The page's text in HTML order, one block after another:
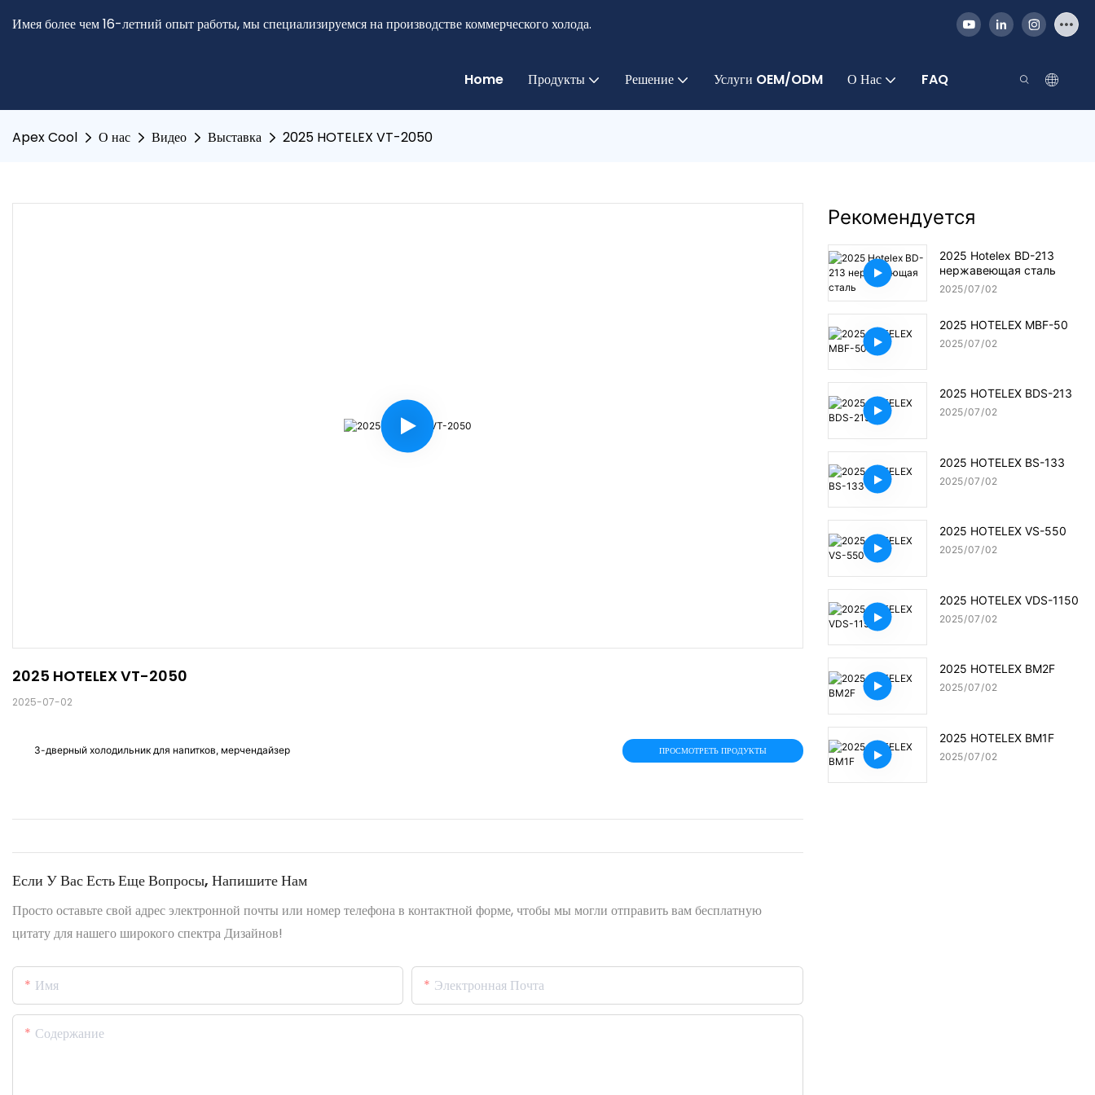
Имея более чем 16-летний опыт работы, мы специализируемся на производстве коммерческого холода.
Home Продукты Решение Услуги OEM/ODM О Нас FAQ
Apex Cool О нас Видео Выставка 2025 HOTELEX VT-2050
2025 HOTELEX VT-2050
2025-07-02
3-дверный холодильник для напитков, мерчендайзер ПРОСМОТРЕТЬ ПРОДУКТЫ
Если У Вас Есть Еще Вопросы, Напишите Нам
Просто оставьте свой адрес электронной почты или номер телефона в контактной форме, чтобы мы могли отправить вам бесплатную
цитату для нашего широкого спектра Дизайнов!
Имя Электронная Почта
Содержание
Рекомендуется
2025 Hotelex BD-213
нержавеющая сталь
2025 07 02
2025 HOTELEX MBF-50
2025 07 02
2025 HOTELEX BDS-213
2025 07 02
2025 HOTELEX BS-133
2025 07 02
2025 HOTELEX VS-550
2025 07 02
2025 HOTELEX VDS-1150
2025 07 02
2025 HOTELEX BM2F
2025 07 02
2025 HOTELEX BM1F
2025 07 02